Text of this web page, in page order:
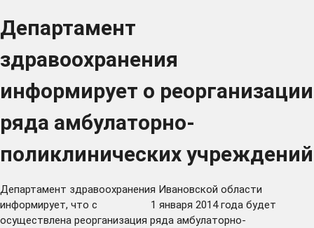
Департамент
здравоохранения
информирует о реорганизации
ряда амбулаторно-
поликлинических учреждений
Департамент здравоохранения Ивановской области
информирует, что с 1 января 2014 года будет
осуществлена реорганизация ряда амбулаторно-